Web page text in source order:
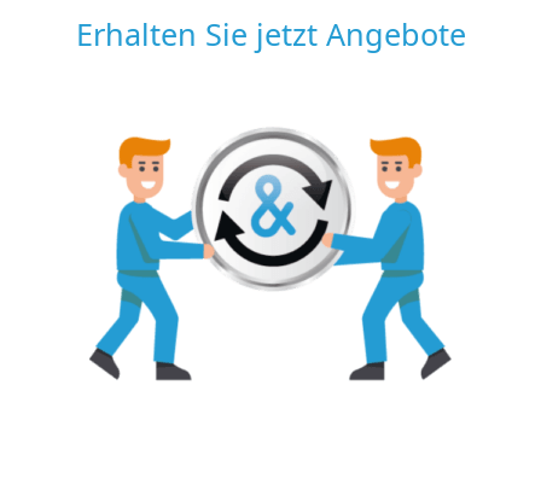
Erhalten Sie jetzt Angebote